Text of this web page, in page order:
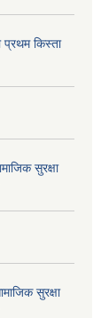
किस्ता
सुरक्षा
सुरक्षा